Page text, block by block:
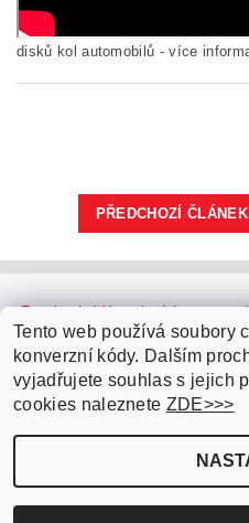
disků kol automobilů - více
PŘEDCHOZÍ ČLÁNEK
Facebook | Youtube | Instagram |
| Platební
2026 ©Parfémy do auta.cz, všechna
Tento web používá soubory
konverzní kódy. Dalším
vyjadřujete souhlas s jejich
cookies naleznete ZDE>>>